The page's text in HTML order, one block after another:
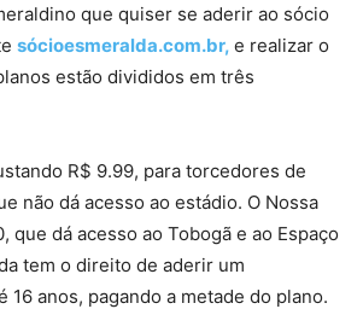
que quiser se aderir ao sócio
sócioesmeralda.com.br, e realizar o
estão divididos em três
R$ 9.99, para torcedores de
não dá acesso ao estádio. O Nossa
que dá acesso ao Tobogã e ao Espaço
tem o direito de aderir um
16 anos, pagando a metade do plano.